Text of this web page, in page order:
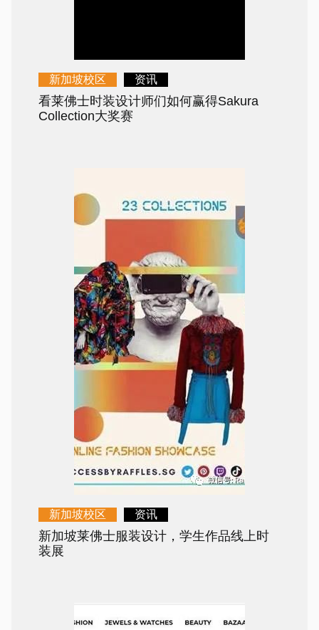
新加坡校区 资讯
看莱佛士时装设计师们如何赢得Sakura
Collection大奖赛
新加坡校区 资讯
新加坡莱佛士服装设计，学生作品线上时
装展